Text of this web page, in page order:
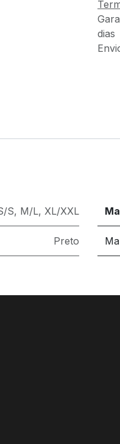
dias
S, M/L, XL/XXL
Preto